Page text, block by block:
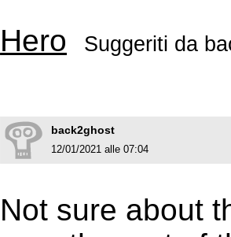
Hero Suggeriti da
back2ghost
12/01/2021 alle 07:04
Not sure about